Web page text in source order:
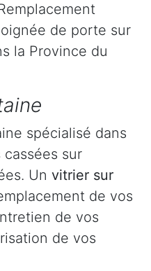
de porte sur
la Province du
spécialisé dans
sur
Un vitrier sur
de vos
de vos
de vos